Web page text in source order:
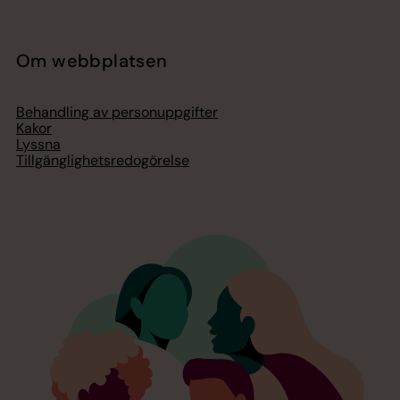
Om webbplatsen
Behandling av personuppgifter
Kakor
Lyssna
Tillgänglighetsredogörelse